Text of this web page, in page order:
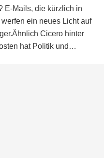
E-Mails, die kürzlich in
ein neues Licht auf
Cicero hinter
hat Politik und…